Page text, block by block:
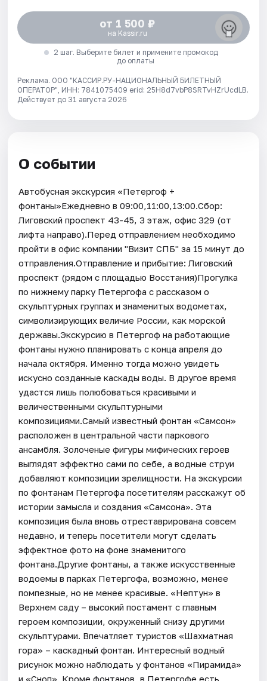
от 1 500 ₽
на Kassir.ru
2 шаг. Выберите билет и примените промокод
до оплаты
Реклама. ООО "КАССИР.РУ-НАЦИОНАЛЬНЫЙ БИЛЕТНЫЙ
ОПЕРАТОР", ИНН: 7841075409 erid: 25H8d7vbP8SRTvHZrUcdLB.
Действует до 31 августа 2026
О событии
Автобусная экскурсия «Петергоф +
фонтаны»Ежедневно в 09:00,11:00,13:00.Сбор:
Лиговский проспект 43-45, 3 этаж, офис 329 (от
лифта направо).Перед отправлением необходимо
пройти в офис компании "Визит СПБ" за 15 минут до
отправления.Отправление и прибытие: Лиговский
проспект (рядом с площадью Восстания)Прогулка
по нижнему парку Петергофа с рассказом о
скульптурных группах и знаменитых водометах,
символизирующих величие России, как морской
державы.Экскурсию в Петергоф на работающие
фонтаны нужно планировать с конца апреля до
начала октября. Именно тогда можно увидеть
искусно созданные каскады воды. В другое время
удастся лишь полюбоваться красивыми и
величественными скульптурными
композициями.Самый известный фонтан «Самсон»
расположен в центральной части паркового
ансамбля. Золоченые фигуры мифических героев
выглядят эффектно сами по себе, а водные струи
добавляют композиции зрелищности. На экскурсии
по фонтанам Петергофа посетителям расскажут об
истории замысла и создания «Самсона». Эта
композиция была вновь отреставрирована совсем
недавно, и теперь посетители могут сделать
эффектное фото на фоне знаменитого
фонтана.Другие фонтаны, а также искусственные
водоемы в парках Петергофа, возможно, менее
помпезные, но не менее красивые. «Нептун» в
Верхнем саду – высокий постамент с главным
героем композиции, окруженный снизу другими
скульптурами. Впечатляет туристов «Шахматная
гора» – каскадный фонтан. Интересный водный
рисунок можно наблюдать у фонтанов «Пирамида»
и «Сноп». Кроме фонтанов, в Петергофе есть